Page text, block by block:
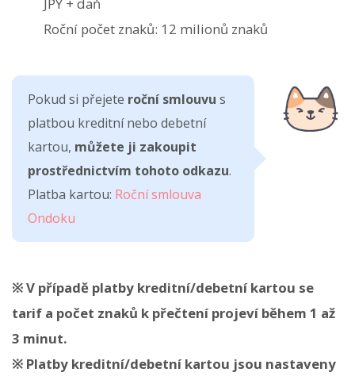
JPY + daň
Roční počet znaků: 12 milionů znaků
Pokud si přejete roční smlouvu s
platbou kreditní nebo debetní
kartou, můžete ji zakoupit
prostřednictvím tohoto odkazu.
Platba kartou: Roční smlouva
Ondoku
※ V případě platby kreditní/debetní kartou se
tarif a počet znaků k přečtení projeví během 1 až
3 minut.
※ Platby kreditní/debetní kartou jsou nastaveny